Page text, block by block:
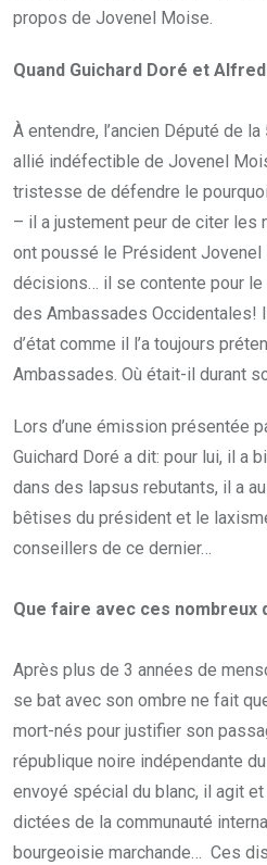
propos de Jovenel Moise.
Quand Guichard Doré et
À entendre, l’ancien Député de
allié indéfectible de Jovenel
tristesse de défendre le
– il a justement peur de citer les
ont poussé le Président Jovenel
décisions… il se contente pour
des Ambassades Occidentales!
d’état comme il l’a toujours
Ambassades. Où était-il durant
Lors d’une émission présentée
Guichard Doré a dit: pour lui, il a
dans des lapsus rebutants, il a
bêtises du président et le
conseillers de ce dernier…
Que faire avec ces nombreux
Après plus de 3 années de
se bat avec son ombre ne fait
mort-nés pour justifier son
république noire indépendante
envoyé spécial du blanc, il agit
dictées de la communauté
bourgeoisie marchande… Ces